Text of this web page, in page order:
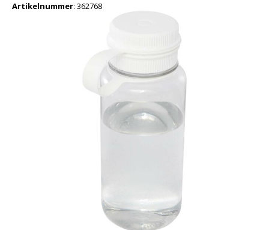
Artikelnummer: 362768